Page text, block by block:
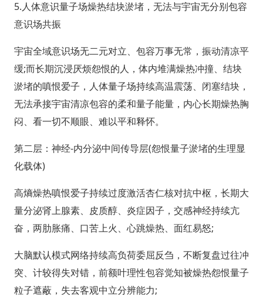
5.人体意识量子场燥热结块淤堵，无法与宇宙无分别包容
意识场共振
宇宙全域意识场无二元对立、包容万事无常，振动清凉平
缓;而长期沉浸厌烦怨恨的人，体内堆满燥热冲撞、结块
淤堵的嗔恨爱子，人体量子场持续高温震荡、闭塞结块，
无法承接宇宙清凉包容的柔和量子能量，内心长期燥热胸
闷、看一切不顺眼、难以平和释怀。
第二层：神经-内分泌中间传导层(怨恨量子淤堵的生理显
化载体)
高熵燥热嗔恨爱子持续过度激活杏仁核对抗中枢，长期大
量分泌肾上腺素、皮质醇、炎症因子，交感神经持续亢
奋，两肋胀痛、口苦上火、心跳燥热、面红易怒;
大脑默认模式网络持续高负荷委屈反刍，不断复盘过往冲
突、计较得失对错，前额叶理性包容觉知被燥热怨恨量子
粒子遮蔽，失去客观中立分辨能力;